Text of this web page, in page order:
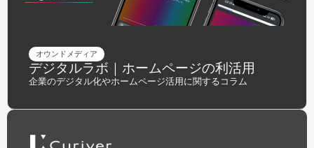
オウンドメディア
デジタルラボ｜ホームページの利活用
企業のデジタル化やホームページ活用に関するコラム